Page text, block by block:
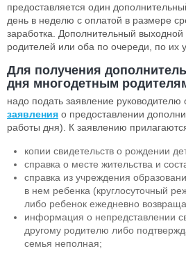
предоставляется один
день в неделю с оплатой в размере
заработка. Дополнительный
родителей или оба по очереди, по их
Для получения
дня многодетным
надо подать заявление руководителю
заявления о предоставлении
работы дня). К заявлению
копии свидетельств о рождении
справка о месте жительства и
справка из учреждения
в нем ребенка (круглосуточный
либо ребенок ежедневно
информация о непредставлении
другому родителю либо
семья неполная;